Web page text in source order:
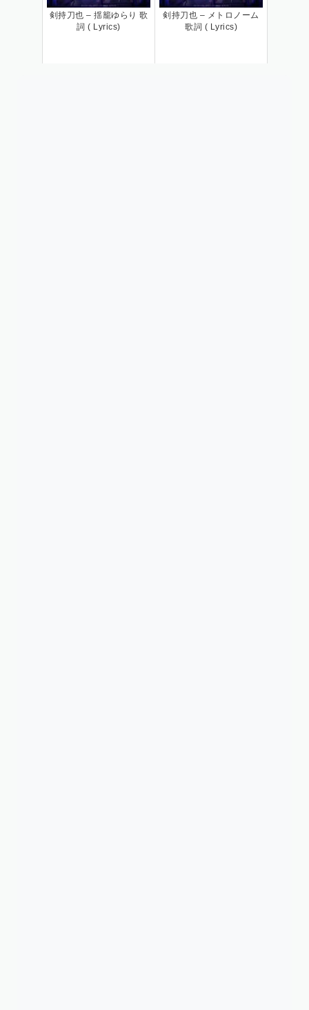
剣持刀也 – 揺籠ゆらり 歌
詞 ( Lyrics)
剣持刀也 – メトロノーム
歌詞 ( Lyrics)